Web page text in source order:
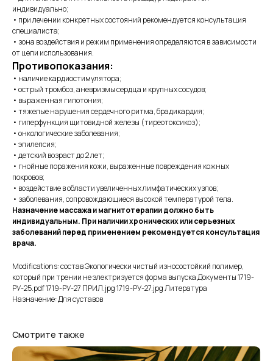
индивидуально;
• при лечении конкретных состояний рекомендуется консультация
специалиста;
• зона воздействия и режим применения определяются в зависимости
от цели использования.
Противопоказания:
• наличие кардиостимулятора;
• острый тромбоз, аневризмы сердца и крупных сосудов;
• выраженная гипотония;
• тяжелые нарушения сердечного ритма, брадикардия;
• гиперфункция щитовидной железы (тиреотоксикоз);
• онкологические заболевания;
• эпилепсия;
• детский возраст до 2 лет;
• гнойные поражения кожи, выраженные повреждения кожных
покровов;
• воздействие в области увеличенных лимфатических узлов;
• заболевания, сопровождающиеся высокой температурой тела.
Назначение массажа и магнитотерапии должно быть
индивидуальным. При наличии хронических или серьезных
заболеваний перед применением рекомендуется консультация
врача.
Modifications: состав Экологически чистый износостойкий полимер,
который при трении не электризуется форма выпуска Документы 1719-
РУ-25.pdf 1719-РУ-27 ПРИЛ.jpg 1719-РУ-27.jpg Литература
Назначение: Для суставов
Смотрите также